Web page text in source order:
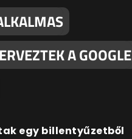
A GOOGLE
egy billentyűzetből